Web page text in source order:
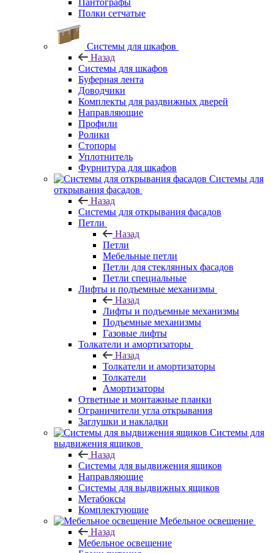
Пантографы
Полки сетчатые
Системы для шкафов
Назад
Системы для шкафов
Буферная лента
Доводчики
Комплекты для раздвижных дверей
Направляющие
Профили
Ролики
Стопоры
Уплотнитель
Фурнитура для шкафов
Системы для
открывания фасадов
Назад
Системы для открывания фасадов
Петли
Назад
Петли
Мебельные петли
Петли для стеклянных фасадов
Петли специальные
Лифты и подъемные механизмы
Назад
Лифты и подъемные механизмы
Подъемные механизмы
Газовые лифты
Толкатели и амортизаторы
Назад
Толкатели и амортизаторы
Толкатели
Амортизаторы
Ответные и монтажные планки
Ограничители угла открывания
Заглушки и накладки
Системы для
выдвижения ящиков
Назад
Системы для выдвижения ящиков
Направляющие
Системы для выдвижных ящиков
Метабоксы
Комплектующие
Мебельное освещение
Назад
Мебельное освещение